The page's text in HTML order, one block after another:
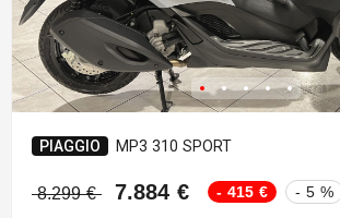
PIAGGIO MP3 310 SPORT
8.299 € 7.884 € - 415 € - 5 %